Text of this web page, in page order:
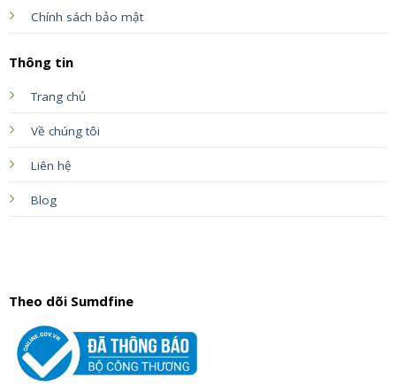
Chính sách bảo mật
Thông tin
Trang chủ
Về chúng tôi
Liên hệ
Blog
Theo dõi Sumdfine